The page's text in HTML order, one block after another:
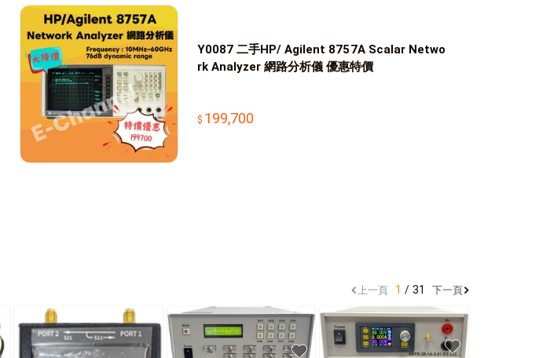
Y0087 二手HP/ Agilent 8757A Scalar Netwo
rk Analyzer 網路分析儀 優惠特價
199,700
上一頁 1 31 下一頁